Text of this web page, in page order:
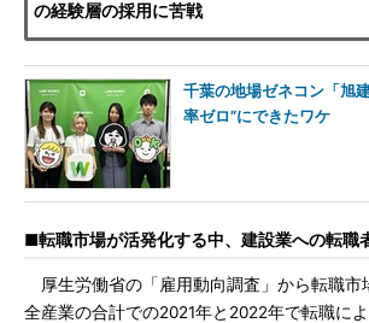
の経験層の採用に苦戦
千葉の地場ゼネコン「旭
率ゼロ”にできたワケ
■転職市場が活発化する中、建設業への転職
厚生労働省の「雇用動向調査」から転職市
全産業の合計での2021年と2022年で転職に